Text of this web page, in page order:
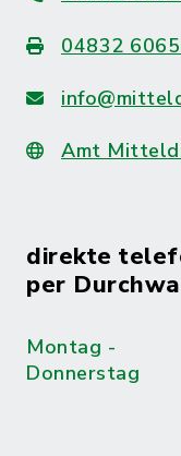
04832
Amt
direkte
per
Montag -
Donnerstag